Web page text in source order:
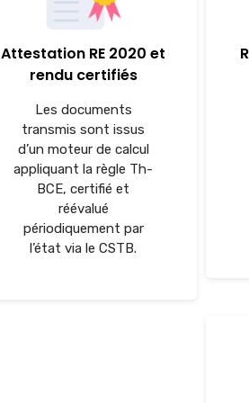
Attestation RE 2020 et
rendu certifiés
Les documents
transmis sont issus
d’un moteur de calcul
appliquant la règle Th-
BCE, certifié et
réévalué
périodiquement par
l’état via le CSTB.